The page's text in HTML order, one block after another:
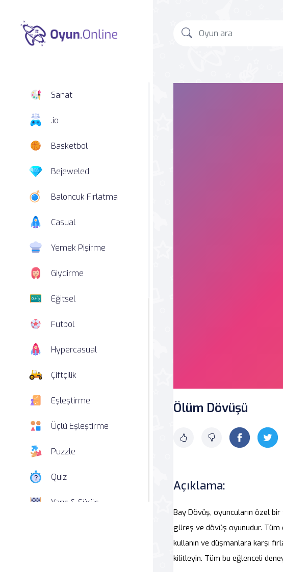
Sanat
.io
Basketbol
Bejeweled
Baloncuk Fırlatma
Casual
Yemek Pişirme
Giydirme
Eğitsel
Futbol
Hypercasual
Çiftçilik
Eşleştirme
Üçlü Eşleştirme
Puzzle
Quiz
Yarış & Sürüş
Ölüm Dövüşü
Açıklama:
Bay Dövüş, oyuncuların özel
güreş ve dövüş oyunudur. Tüm
kullanın ve düşmanlara karşı
kilitleyin. Tüm bu eğlenceli